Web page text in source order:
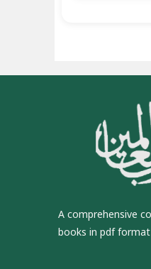
A comprehensive
books in pdf